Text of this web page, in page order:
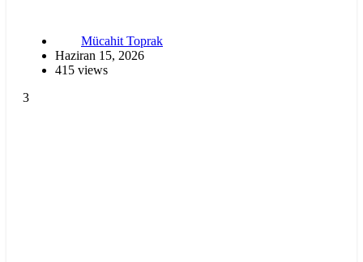
Mücahit Toprak
Haziran 15, 2026
415 views
3